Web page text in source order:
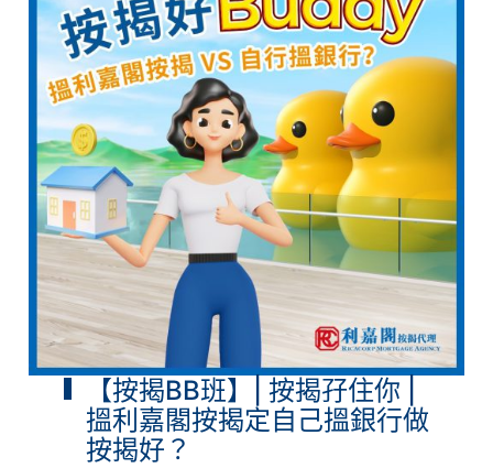
【按揭BB班】| 按揭孖住你 |
搵利嘉閣按揭定自己搵銀行做
按揭好？